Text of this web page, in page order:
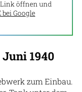
öffnen und
bei Google
1940
zum Einbau.